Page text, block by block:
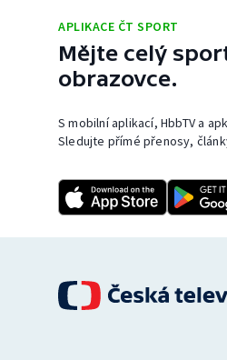
APLIKACE ČT SPORT
Mějte celý
obrazovce.
S mobilní aplikací, HbbTV a
Sledujte přímé přenosy,